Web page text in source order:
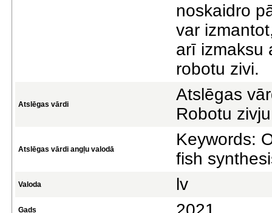
noskaidro
var
arī izmaksu
robotu zivi.
Atslēgas vārdi
Atslēgas
Robotu
Atslēgas vārdi angļu valodā
Keywords:
fish
Valoda lv
Gads